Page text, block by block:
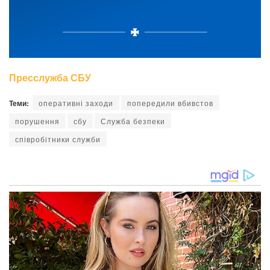
Пресслужба СБУ
Теми: оперативні заходи
попередили вбивстов
порушення
сбу
Служба безпеки
співробітники служби